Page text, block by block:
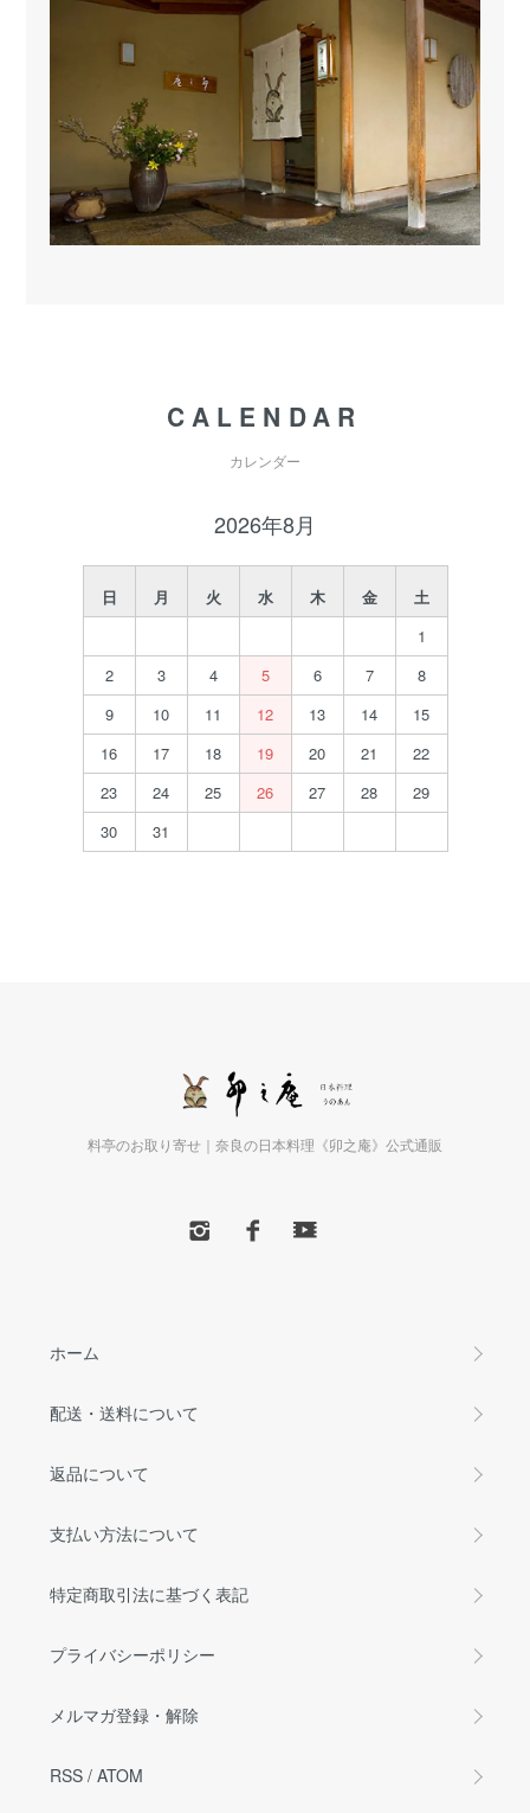
CALENDAR
カレンダー
2026年8月
日 月 火 水 木 金
土
1
2
3 4 5 6 7
8
9
10 11 12 13 14
15
16
17 18 19 20 21
22
23
24 25 26 27 28
29
30
31
料亭のお取り寄せ｜奈良の日本料理《卯之庵》公式通販
ホーム
配送・送料について
返品について
支払い方法について
特定商取引法に基づく表記
プライバシーポリシー
メルマガ登録・解除
RSS /ATOM